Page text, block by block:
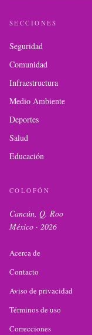
SECCIONES
Seguridad
Comunidad
Infraestructura
Medio Ambiente
Deportes
Salud
Educación
COLOFÓN
Cancún, Q. Roo
México · 2026
Acerca de
Contacto
Aviso de privacidad
Términos de uso
Correcciones